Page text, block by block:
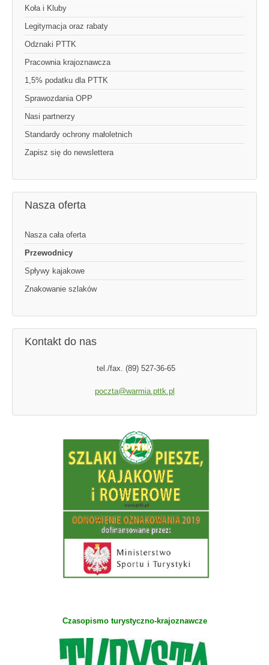
Koła i Kluby
Legitymacja oraz rabaty
Odznaki PTTK
Pracownia krajoznawcza
1,5% podatku dla PTTK
Sprawozdania OPP
Nasi partnerzy
Standardy ochrony małoletnich
Zapisz się do newslettera
Nasza oferta
Nasza cała oferta
Przewodnicy
Spływy kajakowe
Znakowanie szlaków
Kontakt do nas
tel./fax. (89) 527-36-65
poczta@warmia.pttk.pl
Czasopismo turystyczno-krajoznawcze